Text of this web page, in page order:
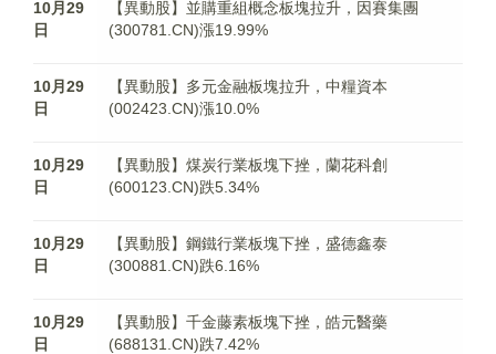
10月29
日
【異動股】並購重組概念板塊拉升，因賽集團
(300781.CN)漲19.99%
10月29
日
【異動股】多元金融板塊拉升，中糧資本
(002423.CN)漲10.0%
10月29
日
【異動股】煤炭行業板塊下挫，蘭花科創
(600123.CN)跌5.34%
10月29
日
【異動股】鋼鐵行業板塊下挫，盛德鑫泰
(300881.CN)跌6.16%
10月29
日
【異動股】千金藤素板塊下挫，皓元醫藥
(688131.CN)跌7.42%